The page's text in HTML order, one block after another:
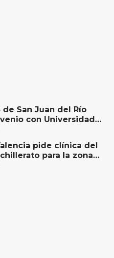
de San Juan del Río
con Universidad
Bajío para recibir
pide clínica del
para la zona
Juan del Río